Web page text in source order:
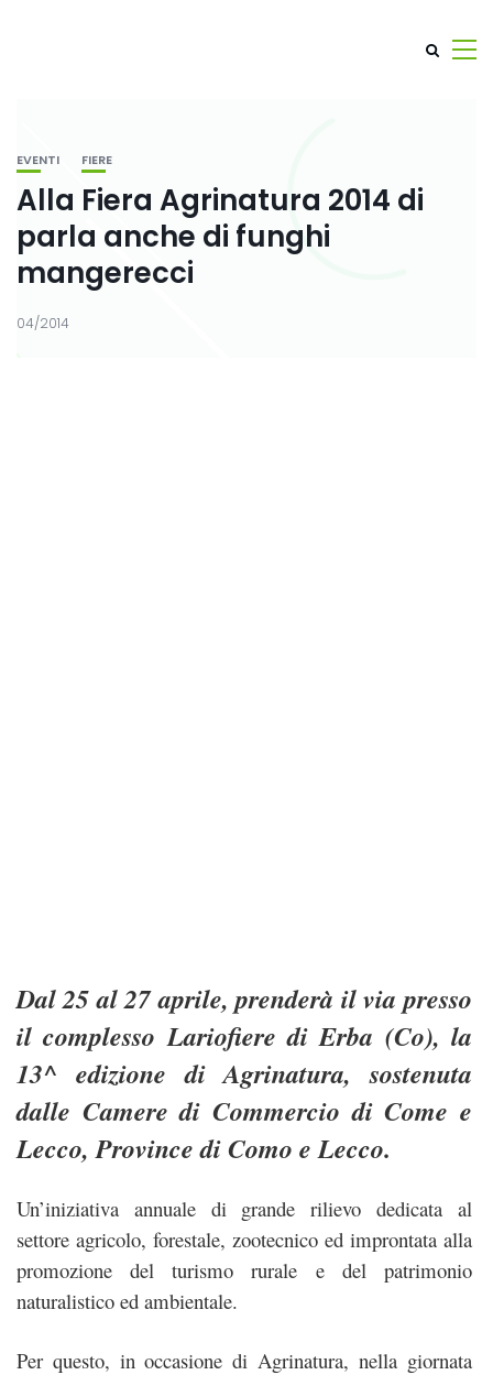
EVENTI FIERE
Alla Fiera Agrinatura 2014 di
parla anche di funghi
mangerecci
04/2014
Dal 25 al 27 aprile, prenderà il via presso
il complesso Lariofiere di Erba (Co), la
13^ edizione di Agrinatura, sostenuta
dalle Camere di Commercio di Come e
Lecco, Province di Como e Lecco.
Un’iniziativa annuale di grande rilievo dedicata al
settore agricolo, forestale, zootecnico ed improntata alla
promozione del turismo rurale e del patrimonio
naturalistico ed ambientale.
Per questo, in occasione di Agrinatura, nella giornata